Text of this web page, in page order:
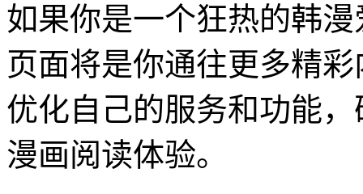
如果你是一个狂热的韩
页面将是你通往更多精
优化自己的服务和功能
漫画阅读体验。